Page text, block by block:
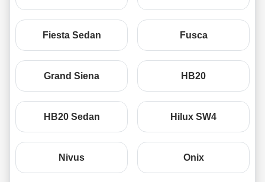
Fiesta Sedan Fusca
Grand Siena HB20
HB20 Sedan Hilux SW4
Nivus Onix